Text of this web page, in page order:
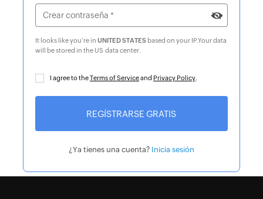
It looks like you‘re in UNITED STATES based on your IP.Your data
will be stored in the US data center.
I agree to theTerms of Serviceand Privacy Policy.
¿Ya tienes una cuenta? Inicia sesión